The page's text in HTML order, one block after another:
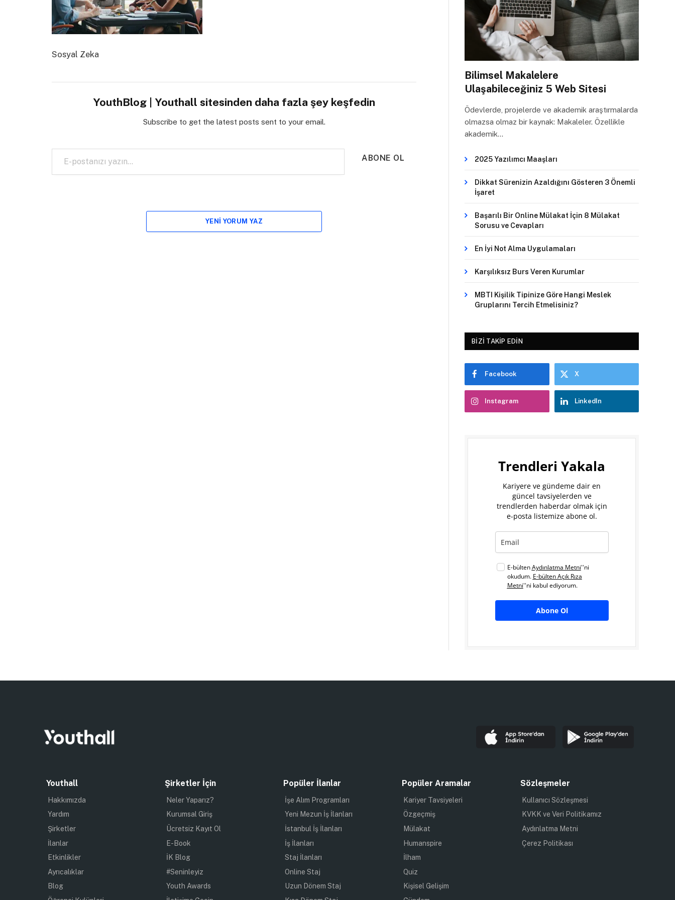
Sosyal Zeka
YouthBlog | Youthall sitesinden daha fazla şey keşfedin
Subscribe to get the latest posts sent to your email.
E-postanızı yazın…
ABONE OL
YENI YORUM YAZ
Bilimsel Makalelere
Ulaşabileceğiniz 5 Web Sitesi
Ödevlerde, projelerde ve akademik araştırmalarda
olmazsa olmaz bir kaynak: Makaleler. Özellikle
akademik…
2025 Yazılımcı Maaşları
Dikkat Sürenizin Azaldığını Gösteren 3 Önemli
İşaret
Başarılı Bir Online Mülakat İçin 8 Mülakat
Sorusu ve Cevapları
En İyi Not Alma Uygulamaları
Karşılıksız Burs Veren Kurumlar
MBTI Kişilik Tipinize Göre Hangi Meslek
Gruplarını Tercih Etmelisiniz?
BIZI TAKIP EDIN
Facebook X
Instagram LinkedIn
Trendleri Yakala
Kariyere ve gündeme dair en
güncel tavsiyelerden ve
trendlerden haberdar olmak için
e-posta listemize abone ol.
E-bültenAydınlatma Metni''ni
okudum. E-bülten Açık Rıza
Metni''ni kabul ediyorum.
Abone Ol
Youthall
Hakkımızda
Yardım
Şirketler
İlanlar
Etkinlikler
Ayrıcalıklar
Blog
Şirketler İçin
Neler Yaparız?
Kurumsal Giriş
Ücretsiz Kayıt Ol
E-Book
İK Blog
#Seninleyiz
Youth Awards
Popüler İlanlar
İşe Alım Programları
Yeni Mezun İş İlanları
İstanbul İş İlanları
İş İlanları
Staj İlanları
Online Staj
Uzun Dönem Staj
Popüler Aramalar
Kariyer Tavsiyeleri
Özgeçmiş
Mülakat
Humanspire
İlham
Quiz
Kişisel Gelişim
Sözleşmeler
Kullanıcı Sözleşmesi
KVKK ve Veri Politikamız
Aydınlatma Metni
Çerez Politikası